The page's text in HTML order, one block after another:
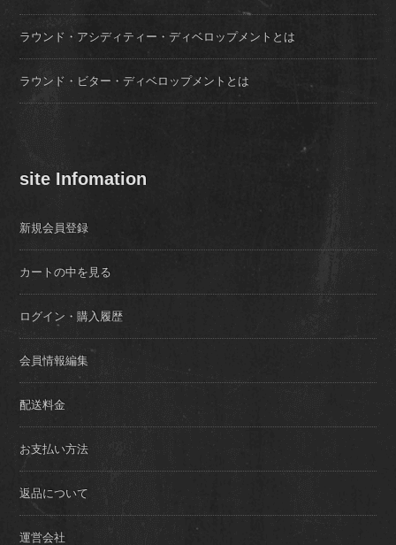
ラウンド・アシディティー・ディベロップメントとは
ラウンド・ビター・ディベロップメントとは
site Infomation
新規会員登録
カートの中を見る
ログイン・購入履歴
会員情報編集
配送料金
お支払い方法
返品について
運営会社